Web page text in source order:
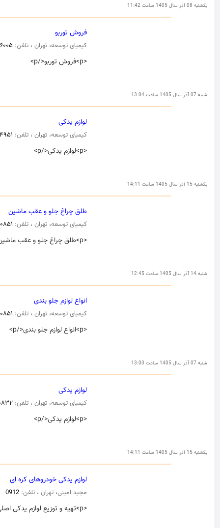
یکشنبه 08 آذر سال 1405 ساعت 11:42
شنبه 07 آذر سال 1405 ساعت 13:04
فروش توربو
کیمیای توسعه، تهران ، تلفن:
<p>فروش توربو</p>
یکشنبه 15 آذر سال 1405 ساعت 14:11
لوازم یدکی
کیمیای توسعه، تهران ، تلفن:
<p>لوازم یدکی</p>
شنبه 14 آذر سال 1405 ساعت 12:45
طلق چراغ جلو و عقب ماشین
کیمیای توسعه، تهران ، تلفن:
<p>طلق چراغ جلو و عقب ماشین</p>
شنبه 07 آذر سال 1405 ساعت 13:03
انواع لوازم جلو بندی
کیمیای توسعه، تهران ، تلفن:
<p>انواع لوازم جلو بندی</p>
یکشنبه 15 آذر سال 1405 ساعت 14:11
لوازم یدکی
کیمیای توسعه، تهران ، تلفن:
<p>لوازم یدکی</p>
لوازم یدکی خودروهای کره ای
مجید امینی، تهران ، تلفن: 0912
<p>تهیه و توزیع لوازم یدکی اصلی و کره ای هیوندا و کیا موتورز</p>